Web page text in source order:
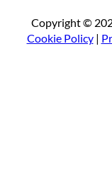
Copyright ©
Cookie Policy|